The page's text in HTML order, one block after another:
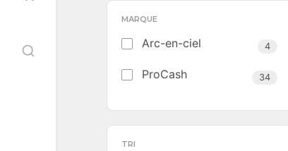
MARQUE
Arc-en-ciel 4
ProCash 34
TRI